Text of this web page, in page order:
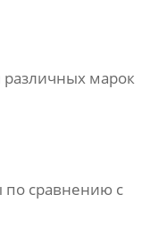
различных марок
сравнению с